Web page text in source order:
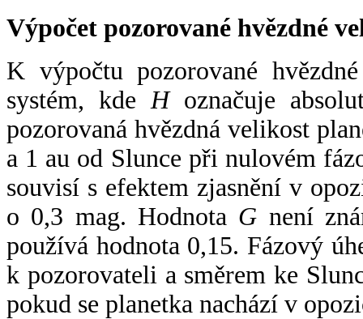
Výpočet pozorované hvězdné
K výpočtu pozorované
systém, kde Hoznačuje
pozorovaná hvězdná velikost
a 1 au od Slunce při nulovém
souvisí s efektem zjasnění v
o 0,3 mag. Hodnota G není
používá hodnota 0,15. Fázový
k pozorovateli a směrem ke
pokud se planetka nachází v